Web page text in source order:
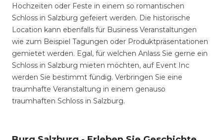
Hochzeiten oder Feste in einem so romantischen
Schloss in Salzburg gefeiert werden. Die historische
Location kann ebenfalls für Business Veranstaltungen
wie zum Beispiel Tagungen oder Produktpräsentationen
gemietet werden. Egal, für welchen Anlass Sie gerne ein
Schloss in Salzburg mieten möchten, auf Event Inc
werden Sie bestimmt fündig. Verbringen Sie eine
traumhafte Veranstaltung in einem genauso
traumhaften Schloss in Salzburg.